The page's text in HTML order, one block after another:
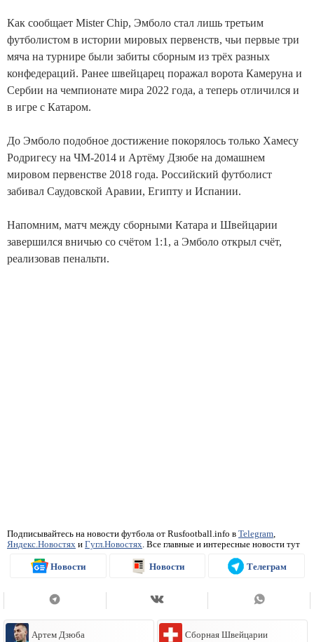
Как сообщает Mister Chip, Эмболо стал лишь третьим
футболистом в истории мировых первенств, чьи первые три
мяча на турнире были забиты сборным из трёх разных
конфедераций. Ранее швейцарец поражал ворота Камеруна и
Сербии на чемпионате мира 2022 года, а теперь отличился и
в игре с Катаром.
До Эмболо подобное достижение покорялось только Хамесу
Родригесу на ЧМ-2014 и Артёму Дзюбе на домашнем
мировом первенстве 2018 года. Российский футболист
забивал Саудовской Аравии, Египту и Испании.
Напомним, матч между сборными Катара и Швейцарии
завершился вничью со счётом 1:1, а Эмболо открыл счёт,
реализовав пенальти.
Подписывайтесь на новости футбола от Rusfootball.info в Telegram,
Яндекс.Новостях и Гугл.Новостях. Все главные и интересные новости тут
Новости Новости Телеграм
Артем Дзюба Сборная Швейцарии